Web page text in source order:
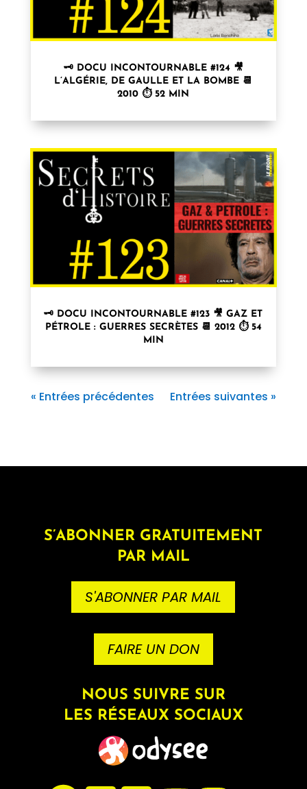
🗝 DOCU INCONTOURNABLE #124 🎥
L’ALGÉRIE, DE GAULLE ET LA BOMBE 📆
2010 ⏱ 52 MIN
🗝 DOCU INCONTOURNABLE #123 🎥 GAZ ET
PÉTROLE : GUERRES SECRÈTES 📆 2012 ⏱ 54
MIN
« Entrées précédentes Entrées suivantes »
S’ABONNER GRATUITEMENT
PAR MAIL
S'ABONNER PAR MAIL
FAIRE UN DON
NOUS SUIVRE SUR
LES RÉSEAUX SOCIAUX